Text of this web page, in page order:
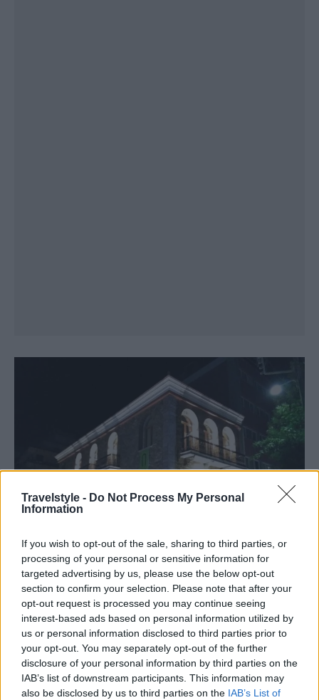
Travelstyle - Do Not Process My Personal
Information
If you wish to opt-out of the sale, sharing to third parties, or
processing of your personal or sensitive information for
targeted advertising by us, please use the below opt-out
section to confirm your selection. Please note that after your
opt-out request is processed you may continue seeing
interest-based ads based on personal information utilized by
us or personal information disclosed to third parties prior to
your opt-out. You may separately opt-out of the further
disclosure of your personal information by third parties on the
IAB’s list of downstream participants. This information may
also be disclosed by us to third parties on the IAB’s List of